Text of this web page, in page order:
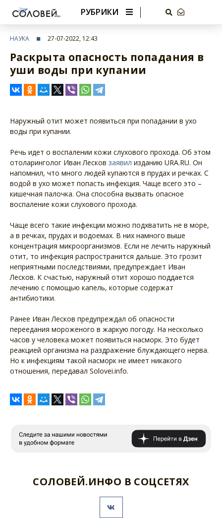
РУБРИКИ
НАУКА 27-07-2022, 12:43
Раскрыта опасность попадания в
уши воды при купании
Наружный отит может появиться при попадании в ухо
воды при купании.
Речь идет о воспалении кожи слухового прохода. Об этом
отоларинголог Иван Лесков заявил изданию URA.RU. Он
напомнил, что много людей купаются в прудах и речках. С
водой в ухо может попасть инфекция. Чаще всего это –
кишечная палочка. Она способна вызвать опасное
воспаление кожи слухового прохода.
Чаще всего такие инфекции можно подхватить не в море,
а в речках, прудах и водоемах. В них намного выше
концентрация микроорганизмов. Если не лечить наружный
отит, то инфекция распространится дальше. Это грозит
неприятными последствиями, предупреждает Иван
Лесков. К счастью, наружный отит хорошо поддается
лечению с помощью капель, которые содержат
антибиотики.
Ранее Иван Лесков предупреждал об опасности
переедания мороженого в жаркую погоду. На несколько
часов у человека может появиться насморк. Это будет
реакцией организма на раздражение блуждающего нерва.
Но к инфекциям такой насморк не имеет никакого
отношения, передавал Solovei.info.
СОЛОВЕЙ.ИНФО В СОЦСЕТЯХ